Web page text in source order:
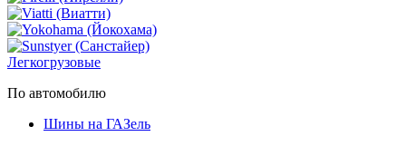
Легкогрузовые
По автомобилю
Шины на ГАЗель